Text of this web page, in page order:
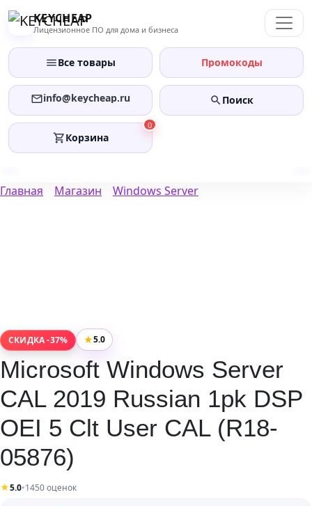
Перейти
KEYCHEAP
Лицензионное ПО для дома и бизнеса
Все товары Промокоды
info@keycheap.ru Поиск
0
Корзина
Главная Магазин Windows Server
СКИДКА -37% ★5.0
Microsoft Windows Server
CAL 2019 Russian 1pk DSP
OEI 5 Clt User CAL (R18-
05876)
★5.0•1450 оценок